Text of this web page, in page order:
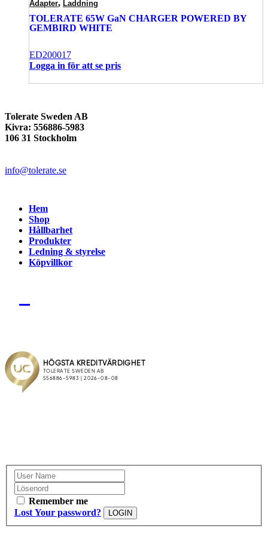
Adapter, Laddning
TOLERATE 65W GaN CHARGER POWERED BY
GEMBIRD WHITE
ED200017
Logga in för att se pris
Tolerate Sweden AB
Kivra: 556886-5983
106 31 Stockholm
info@tolerate.se
Hem
Shop
Hållbarhet
Produkter
Ledning & styrelse
Köpvillkor
Remember me
Lost Your password?
LOGIN